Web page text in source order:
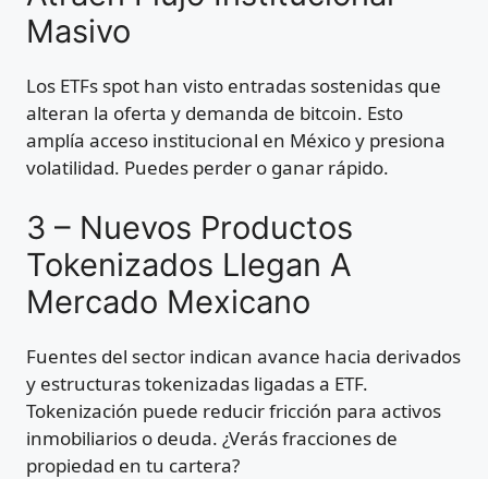
Masivo
Los ETFs spot han visto entradas sostenidas que
alteran la oferta y demanda de bitcoin. Esto
amplía acceso institucional en México y presiona
volatilidad. Puedes perder o ganar rápido.
3 – Nuevos Productos
Tokenizados Llegan A
Mercado Mexicano
Fuentes del sector indican avance hacia derivados
y estructuras tokenizadas ligadas a ETF.
Tokenización puede reducir fricción para activos
inmobiliarios o deuda. ¿Verás fracciones de
propiedad en tu cartera?